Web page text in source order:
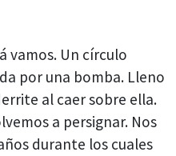
vamos. Un círculo
por una bomba. Lleno
al caer sobre ella.
a persignar. Nos
durante los cuales